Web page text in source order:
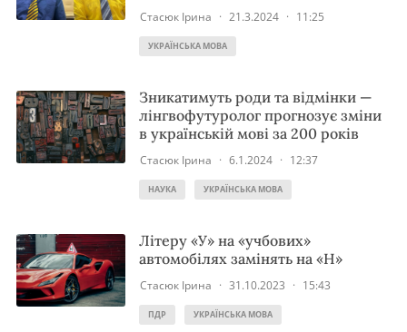
Стасюк Ірина · 21.3.2024 · 11:25
УКРАЇНСЬКА МОВА
Зникатимуть роди та відмінки —
лінгвофутуролог прогнозує зміни
в українській мові за 200 років
Стасюк Ірина · 6.1.2024 · 12:37
НАУКА УКРАЇНСЬКА МОВА
Літеру «У» на «учбових»
автомобілях замінять на «Н»
Стасюк Ірина · 31.10.2023 · 15:43
ПДР УКРАЇНСЬКА МОВА